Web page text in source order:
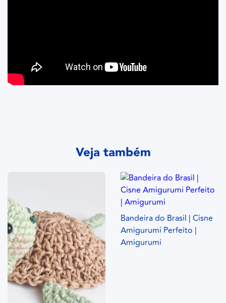
Veja também
Bandeira do Brasil | Cisne
Amigurumi Perfeito |
Amigurumi